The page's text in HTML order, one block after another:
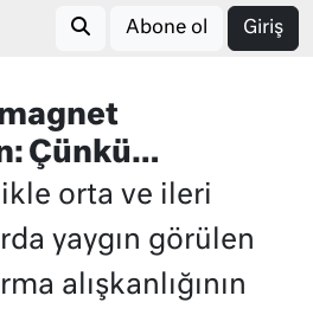
Abone ol Giriş
Çünkü…
orta ve ileri
yaygın görülen
alışkanlığının